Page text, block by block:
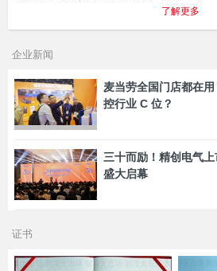
了解更多
企业新闻
麦当劳全国门店都在
控行业 C 位？
三十而励！精创电气
盛大启幕
证书